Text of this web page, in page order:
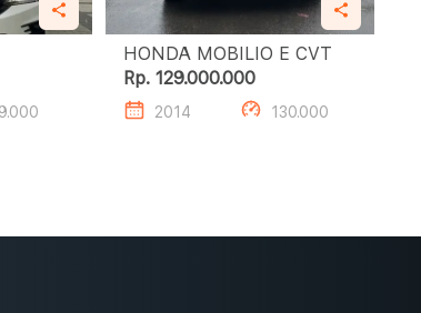
HONDA MOBILIO E CVT
Rp. 129.000.000
2014 130.000